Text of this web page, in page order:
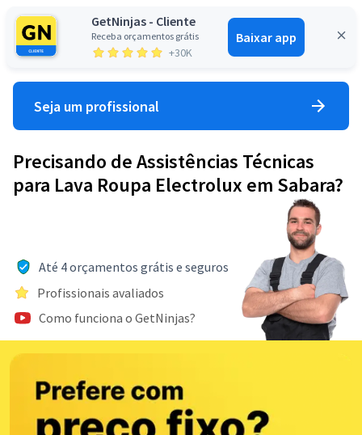
GetNinjas - Cliente
Receba orçamentos grátis
+30K
Baixar app
Entrar
Seja um profissional
Precisando de Assistências Técnicas
para Lava Roupa Electrolux em Sabara?
Até 4 orçamentos grátis e seguros
Profissionais avaliados
Como funciona o GetNinjas?